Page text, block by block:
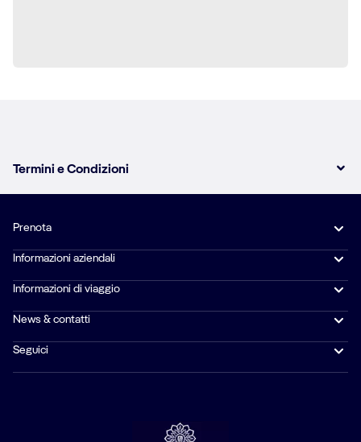
Termini e Condizioni
Prenota
Informazioni aziendali
Informazioni di viaggio
News & contatti
Seguici